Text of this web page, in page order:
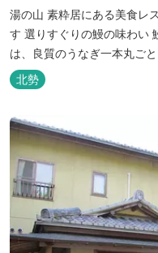
湯の山 素粋居にある美食レストラン 良い水と良い
す 選りすぐりの鰻の味わい 鰻料理専門店「うなぎ 四代目菊川」
は、良質のうなぎ一本丸ご
ます。大きさも太さも極上
も身質がフワッとやわらか
美味しさを熟...
北勢